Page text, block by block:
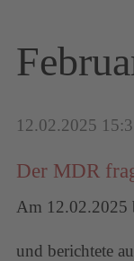
12.02.2025
Der MDR
Am 12.02.2025
und berichtete